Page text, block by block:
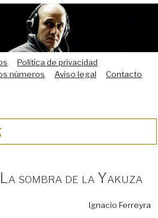
Política de privacidad
números Aviso legal Contacto
sombra de la Yakuza
Ignacio Ferreyra